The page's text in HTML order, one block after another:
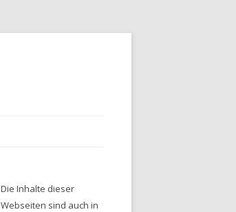
Die Inhalte dieser
Webseiten sind auch in